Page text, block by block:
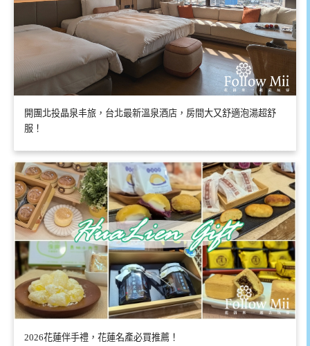
開團北投晶泉丰旅，台北最新溫泉酒店，房間大又舒適泡湯超舒
服！
2026花蓮伴手禮，花蓮名產必買推薦！